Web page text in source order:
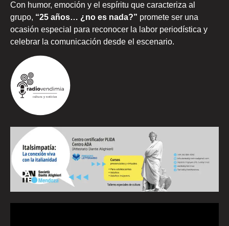
Con humor, emoción y el espíritu que caracteriza al
grupo, “25 años… ¿no es nada?” promete ser una
ocasión especial para reconocer la labor periodística y
celebrar la comunicación desde el escenario.